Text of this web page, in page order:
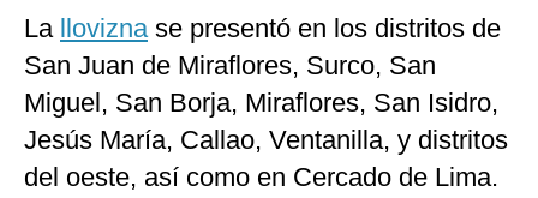
La lloviznase presentó en los distritos de
San Juan de Miraflores, Surco, San
Miguel, San Borja, Miraflores, San Isidro,
Jesús María, Callao, Ventanilla, y distritos
del oeste, así como en Cercado de Lima.